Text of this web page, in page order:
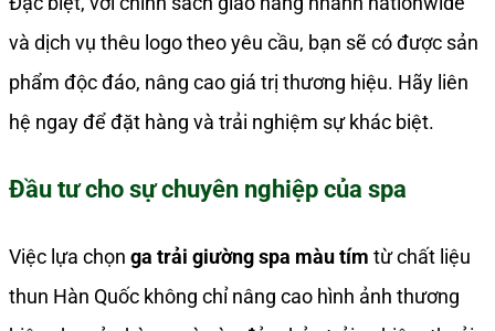
và dịch vụ thêu logo theo yêu cầu, bạn sẽ có được sản
phẩm độc đáo, nâng cao giá trị thương hiệu. Hãy liên
hệ ngay để đặt hàng và trải nghiệm sự khác biệt.
Đầu tư cho sự chuyên nghiệp của spa
Việc lựa chọn ga trải giường spa màu tím từ chất liệu
thun Hàn Quốc không chỉ nâng cao hình ảnh thương